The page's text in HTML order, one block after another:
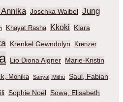
Joschka Waibel Jung
Khayat Rasha Kkoki Klara
Krenkel Gewndolyn Krenzer
Lio Diona Aigner Marie-Kristin
Monika Sanyal, Mithu Saul, Fabian
Sophie Noël Sowa, Elisabeth